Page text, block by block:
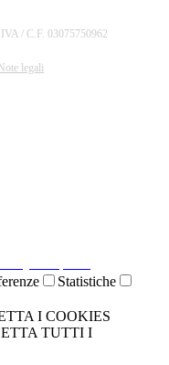
/ C.F. 03075750962
Note legali
Statistiche
I COOKIES
TUTTI I